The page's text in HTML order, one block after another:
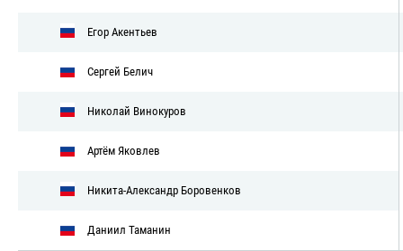
Егор Акентьев
Сергей Белич
Николай Винокуров
Артём Яковлев
Никита-Александр Боровенков
Даниил Таманин